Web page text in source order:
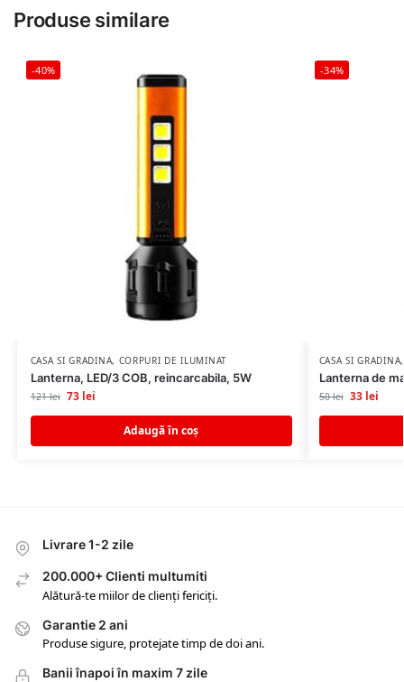
Produse similare
-40%
CASA SI GRADINA, CORPURI DE ILUMINAT
Lanterna, LED/3 COB, reincarcabila, 5W
121lei 73 lei
Adaugă în coș
-34%
CASA SI GRADINA
Lanterna de
50lei 33 lei
Livrare 1-2 zile
200.000+ Clienti multumiti
Alătură-te miilor de clienți fericiți.
Garantie 2 ani
Produse sigure, protejate timp de doi ani.
Banii înapoi în maxim 7 zile